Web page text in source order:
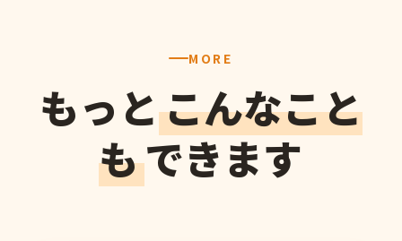
MORE
もっとこんなこと
もできます